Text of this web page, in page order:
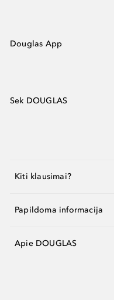
Douglas App
Sek DOUGLAS
Kiti klausimai?
Papildoma informacija
Apie DOUGLAS